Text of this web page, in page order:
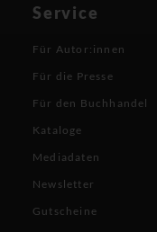
Service
Für Autor:innen
Für die Presse
Für den Buchhandel
Kataloge
Mediadaten
Newsletter
Gutscheine